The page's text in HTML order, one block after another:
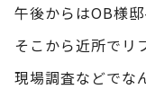
午後からはOB様邸
そこから近所でリ
現場調査などでな